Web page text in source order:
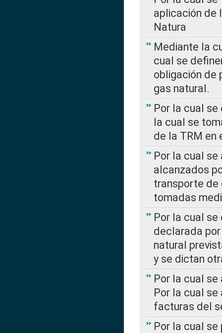
aplicación de
Natura
Mediante la
cual se
obligación de
gas natural.
Por la cual se
la cual se
de la TRM en
Por la cual
alcanzados
transporte de
tomadas
Por la cual
declarada
natural
y se dictan
Por la cual se
Por la cual
facturas del
Por la cual